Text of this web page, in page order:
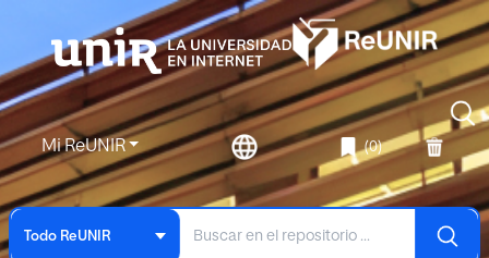
Mi ReUNIR (0)
Todo ReUNIR